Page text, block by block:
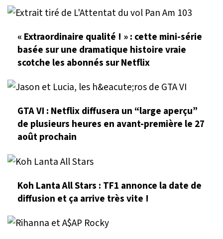
« Extraordinaire qualité ! » : cette mini-série
basée sur une dramatique histoire vraie
scotche les abonnés sur Netflix
GTA VI : Netflix diffusera un “large aperçu”
de plusieurs heures en avant-première le 27
août prochain
Koh Lanta All Stars : TF1 annonce la date de
diffusion et ça arrive très vite !